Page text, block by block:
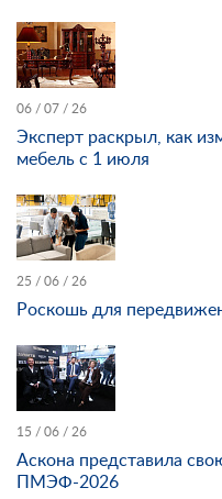
06 / 07 / 26
Эксперт раскрыл, как
мебель с 1 июля
25 / 06 / 26
Роскошь для
15 / 06 / 26
Аскона представила
ПМЭФ-2026